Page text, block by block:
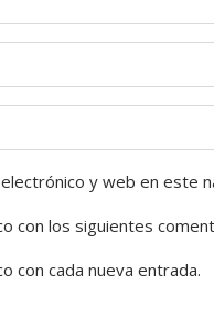
y web en este
con los siguientes
con cada nueva entrada.